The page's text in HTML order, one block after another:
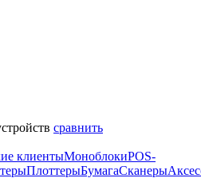
сравнить
клиентыМоноблокиPOS-
ПлоттерыБумагаСканеры